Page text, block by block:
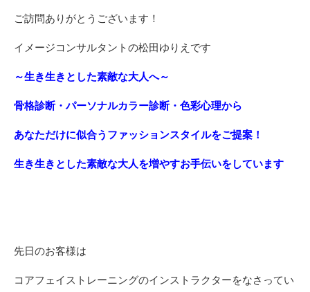
ご訪問ありがとうございます！
イメージコンサルタントの松田ゆりえです
～生き生きとした素敵な大人へ～
骨格診断・パーソナルカラー診断・色彩心理から
あなただけに似合うファッションスタイルをご提案！
生き生きとした素敵な大人を増やすお手伝いをしています
先日のお客様は
コアフェイストレーニングのインストラクターをなさってい